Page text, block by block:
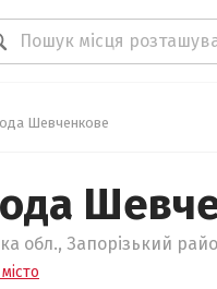
Шевченкове
обл., Запорізький